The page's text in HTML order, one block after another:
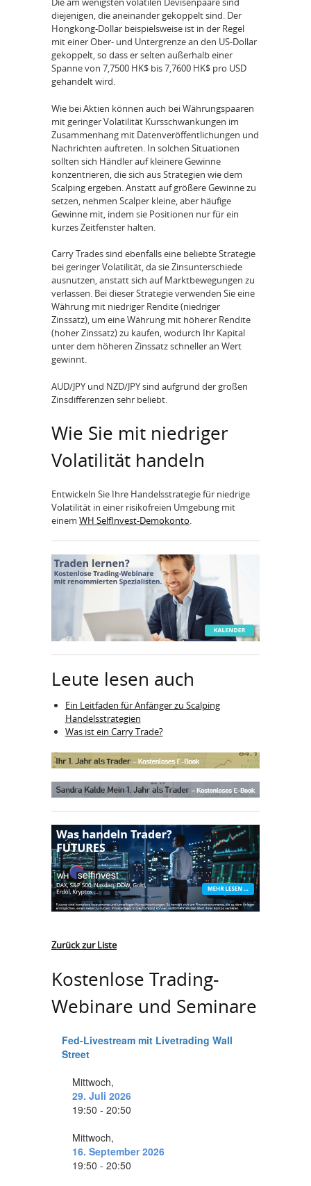
diejenigen, die aneinander gekoppelt sind. Der
Hongkong-Dollar beispielsweise ist in der Regel
mit einer Ober- und Untergrenze an den US-Dollar
gekoppelt, so dass er selten außerhalb einer
Spanne von 7,7500 HK$ bis 7,7600 HK$ pro USD
gehandelt wird.
Wie bei Aktien können auch bei Währungspaaren
mit geringer Volatilität Kursschwankungen im
Zusammenhang mit Datenveröffentlichungen und
Nachrichten auftreten. In solchen Situationen
sollten sich Händler auf kleinere Gewinne
konzentrieren, die sich aus Strategien wie dem
Scalping ergeben. Anstatt auf größere Gewinne zu
setzen, nehmen Scalper kleine, aber häufige
Gewinne mit, indem sie Positionen nur für ein
kurzes Zeitfenster halten.
Carry Trades sind ebenfalls eine beliebte Strategie
bei geringer Volatilität, da sie Zinsunterschiede
ausnutzen, anstatt sich auf Marktbewegungen zu
verlassen. Bei dieser Strategie verwenden Sie eine
Währung mit niedriger Rendite (niedriger
Zinssatz), um eine Währung mit höherer Rendite
(hoher Zinssatz) zu kaufen, wodurch Ihr Kapital
unter dem höheren Zinssatz schneller an Wert
gewinnt.
AUD/JPY und NZD/JPY sind aufgrund der großen
Zinsdifferenzen sehr beliebt.
Wie Sie mit niedriger
Volatilität handeln
Entwickeln Sie Ihre Handelsstrategie für niedrige
Volatilität in einer risikofreien Umgebung mit
einem WH SelfInvest-Demokonto
Leute lesen auch
Ein Leitfaden für Anfänger zu Scalping
Handelsstrategien
Was ist ein Carry Trade?
Zurück zur Liste
Kostenlose Trading-
Webinare und Seminare